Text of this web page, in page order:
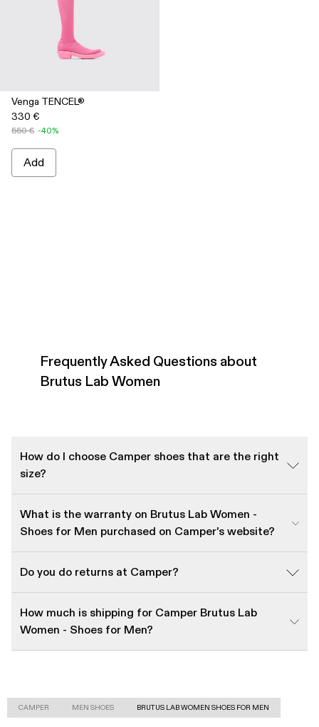
Venga TENCEL®
330 €
550 € -40%
Add
Frequently Asked Questions about
Brutus Lab Women
How do I choose Camper shoes that are the right
size?
What is the warranty on Brutus Lab Women -
Shoes for Men purchased on Camper's website?
Do you do returns at Camper?
How much is shipping for Camper Brutus Lab
Women - Shoes for Men?
CAMPER MEN SHOES BRUTUS LAB WOMEN SHOES FOR MEN